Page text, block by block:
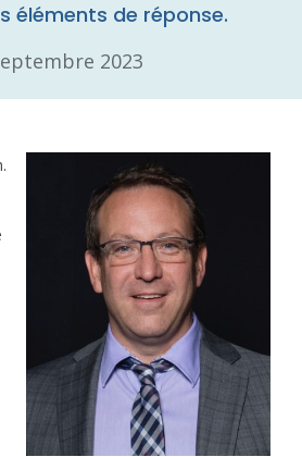
éléments de réponse.
2023